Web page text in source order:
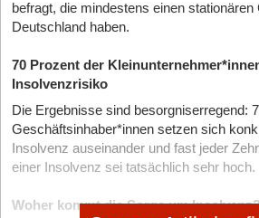
befragt, die mindestens einen
Deutschland haben.
70 Prozent der
Insolvenzrisiko
Die Ergebnisse sind besorgniserregend:
Geschäftsinhaber*innen setzen sich
Insolvenz auseinander und fast jeder
einer Insolvenz sei tatsächlich sehr hoch.
Woher kommt die Sorge um